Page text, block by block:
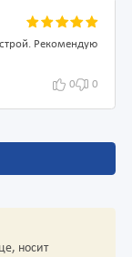
Рекомендую
0 0
носит